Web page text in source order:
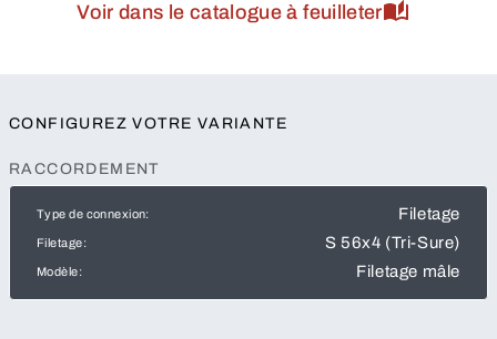
Voir dans le catalogue à feuilleter
CONFIGUREZ VOTRE VARIANTE
RACCORDEMENT
Type de connexion: Filetage
Filetage: S 56x4 (Tri-Sure)
Modèle: Filetage mâle